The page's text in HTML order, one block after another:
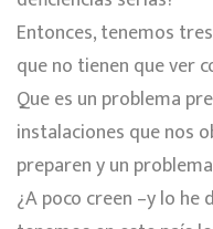
Entonces, tenemos
que no tienen que ver
Que es un problema
instalaciones que nos
preparen y un
¿A poco creen –y lo he